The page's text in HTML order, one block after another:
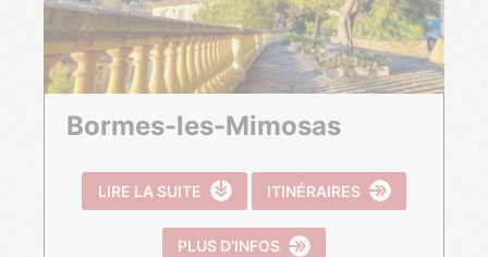
Bormes-les-Mimosas
LIRE LA SUITE ITINÉRAIRES
PLUS D’INFOS